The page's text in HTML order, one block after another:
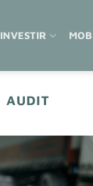
INVESTIR
AUDIT